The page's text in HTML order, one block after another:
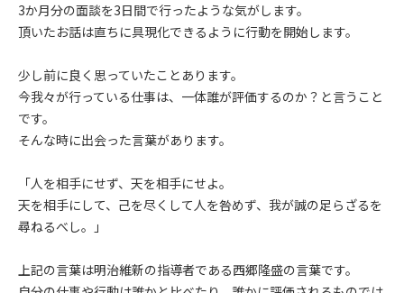
3か月分の面談を3日間で行ったような気がします。
頂いたお話は直ちに具現化できるように行動を開始します。
少し前に良く思っていたことあります。
今我々が行っている仕事は、一体誰が評価するのか？と言うこと
です。
そんな時に出会った言葉があります。
「人を相手にせず、天を相手にせよ。
天を相手にして、己を尽くして人を咎めず、我が誠の足らざるを
尋ねるべし。」
上記の言葉は明治維新の指導者である西郷隆盛の言葉です。